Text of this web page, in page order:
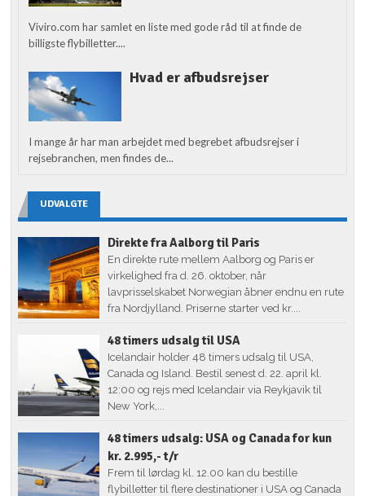
Viviro.com har samlet en liste med gode råd til at finde de
billigste flybilletter....
Hvad er afbudsrejser
I mange år har man arbejdet med begrebet afbudsrejser i
rejsebranchen, men findes de...
UDVALGTE
Direkte fra Aalborg til Paris
En direkte rute mellem Aalborg og Paris er
virkelighed fra d. 26. oktober, når
lavprisselskabet Norwegian åbner endnu en rute
fra Nordjylland. Priserne starter ved kr....
48 timers udsalg til USA
Icelandair holder 48 timers udsalg til USA,
Canada og Island. Bestil senest d. 22. april kl.
12:00 og rejs med Icelandair via Reykjavik til
New York,...
48 timers udsalg: USA og Canada for kun
kr. 2.995,- t/r
Frem til lørdag kl. 12.00 kan du bestille
flybilletter til flere destinationer i USA og Canada